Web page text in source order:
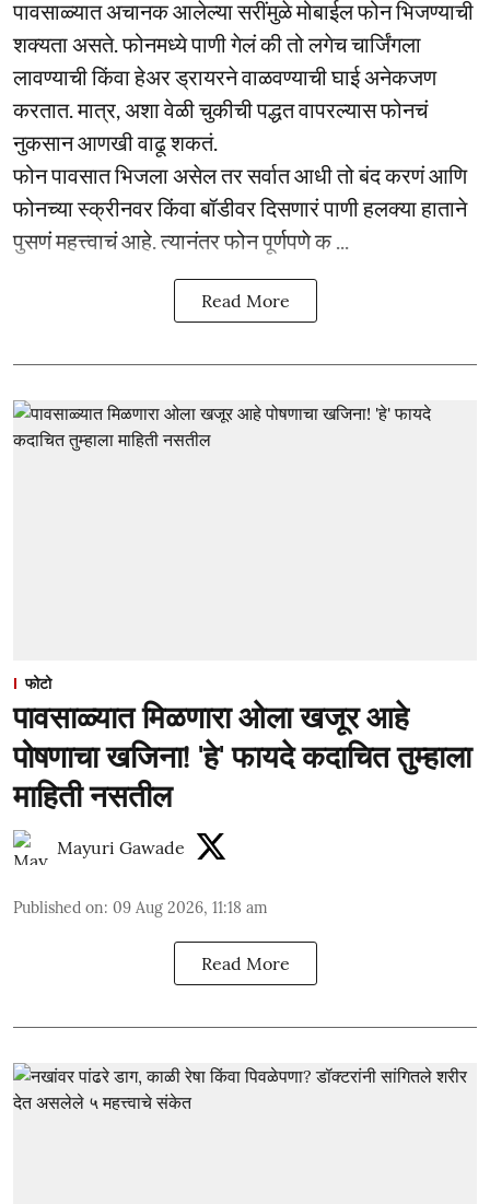
पावसाळ्यात अचानक आलेल्या सरींमुळे मोबाईल फोन भिजण्याची
शक्यता असते. फोनमध्ये पाणी गेलं की तो लगेच चार्जिंगला
लावण्याची किंवा हेअर ड्रायरने वाळवण्याची घाई अनेकजण
करतात. मात्र, अशा वेळी चुकीची पद्धत वापरल्यास फोनचं
नुकसान आणखी वाढू शकतं.
फोन पावसात भिजला असेल तर सर्वात आधी तो बंद करणं आणि
फोनच्या स्क्रीनवर किंवा बॉडीवर दिसणारं पाणी हलक्या हाताने
पुसणं महत्त्वाचं आहे. त्यानंतर फोन पूर्णपणे क ...
Read More
फोटो
पावसाळ्यात मिळणारा ओला खजूर आहे
पोषणाचा खजिना! 'हे' फायदे कदाचित तुम्हाला
माहिती नसतील
Mayuri Gawade
Published on: 09 Aug 2026, 11:18 am
Read More